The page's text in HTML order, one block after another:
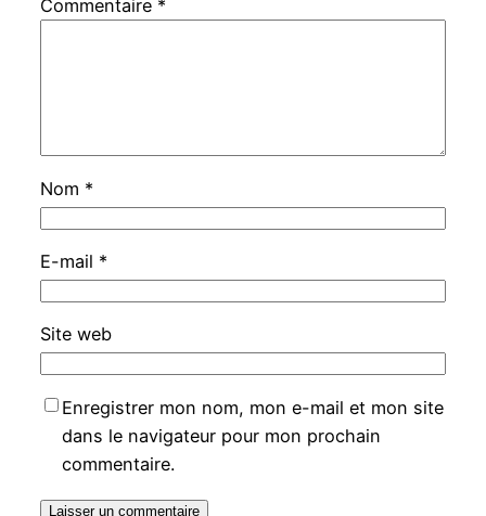
Commentaire *
Nom *
E-mail *
Site web
Enregistrer mon nom, mon e-mail et mon site
dans le navigateur pour mon prochain
commentaire.